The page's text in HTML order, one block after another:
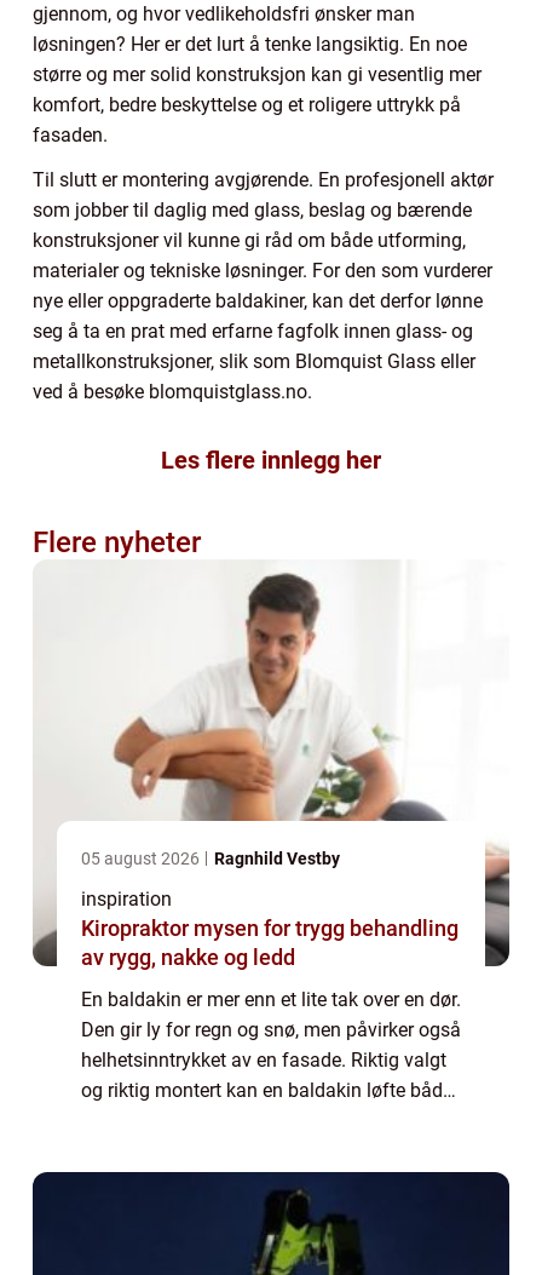
gjennom, og hvor vedlikeholdsfri ønsker man
løsningen? Her er det lurt å tenke langsiktig. En noe
større og mer solid konstruksjon kan gi vesentlig mer
komfort, bedre beskyttelse og et roligere uttrykk på
fasaden.
Til slutt er montering avgjørende. En profesjonell aktør
som jobber til daglig med glass, beslag og bærende
konstruksjoner vil kunne gi råd om både utforming,
materialer og tekniske løsninger. For den som vurderer
nye eller oppgraderte baldakiner, kan det derfor lønne
seg å ta en prat med erfarne fagfolk innen glass- og
metallkonstruksjoner, slik som Blomquist Glass eller
ved å besøke blomquistglass.no.
Les flere innlegg her
Flere nyheter
05 august 2026 Ragnhild Vestby
inspiration
Kiropraktor mysen for trygg behandling
av rygg, nakke og ledd
En baldakin er mer enn et lite tak over en dør.
Den gir ly for regn og snø, men påvirker også
helhetsinntrykket av en fasade. Riktig valgt
og riktig montert kan en baldakin løfte både